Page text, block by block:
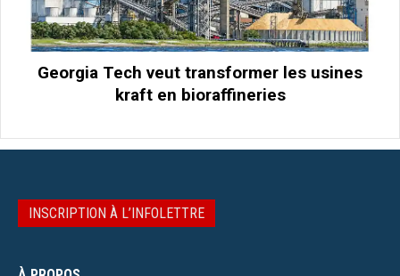
Georgia Tech veut transformer les usines
kraft en bioraffineries
INSCRIPTION À L’INFOLETTRE